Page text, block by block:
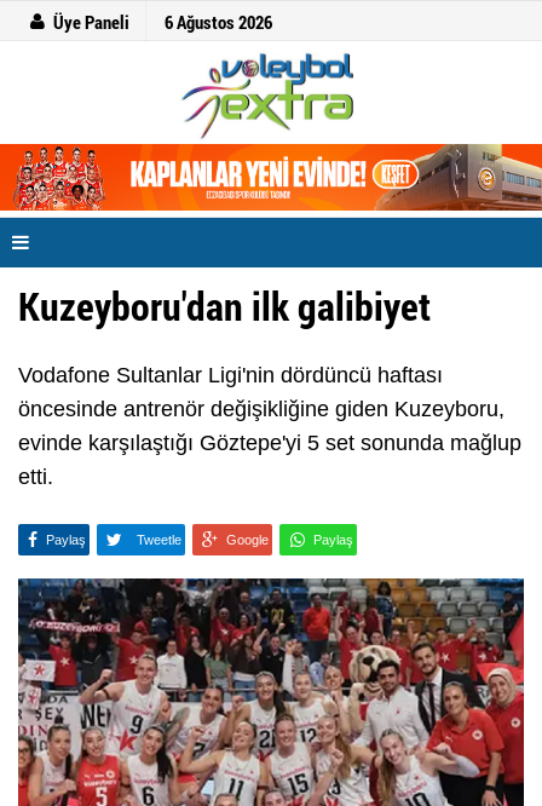
Üye Paneli 6 Ağustos 2026
Kuzeyboru'dan ilk galibiyet
Vodafone Sultanlar Ligi'nin dördüncü haftası
öncesinde antrenör değişikliğine giden Kuzeyboru,
evinde karşılaştığı Göztepe'yi 5 set sonunda mağlup
etti.
Paylaş Tweetle Google Paylaş